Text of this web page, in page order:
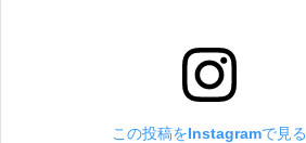
この投稿をInstagramで見る